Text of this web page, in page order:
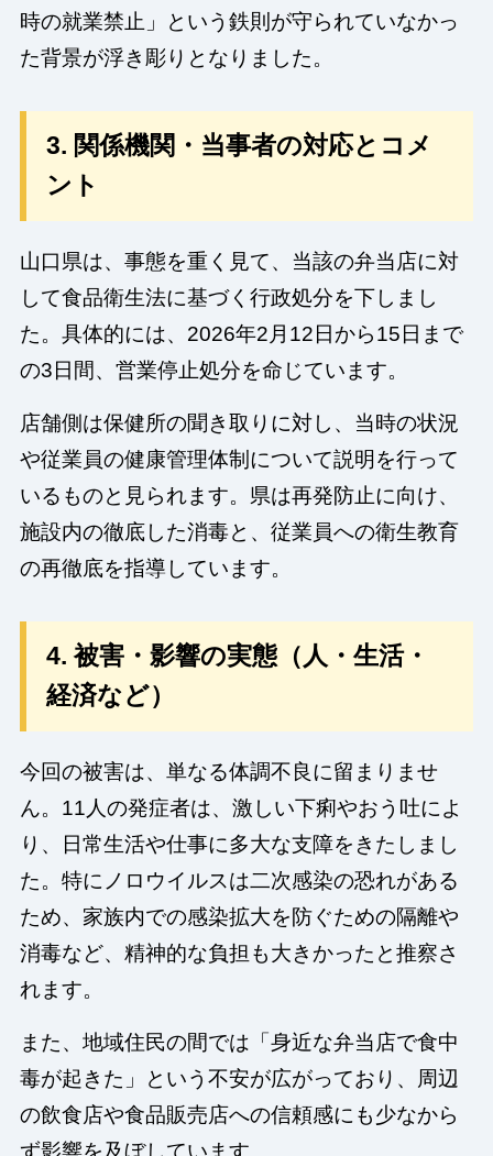
時の就業禁止」という鉄則が守られていなかっ
た背景が浮き彫りとなりました。
3. 関係機関・当事者の対応とコメ
ント
山口県は、事態を重く見て、当該の弁当店に対
して食品衛生法に基づく行政処分を下しまし
た。具体的には、2026年2月12日から15日まで
の3日間、営業停止処分を命じています。
店舗側は保健所の聞き取りに対し、当時の状況
や従業員の健康管理体制について説明を行って
いるものと見られます。県は再発防止に向け、
施設内の徹底した消毒と、従業員への衛生教育
の再徹底を指導しています。
4. 被害・影響の実態（人・生活・
経済など）
今回の被害は、単なる体調不良に留まりませ
ん。11人の発症者は、激しい下痢やおう吐によ
り、日常生活や仕事に多大な支障をきたしまし
た。特にノロウイルスは二次感染の恐れがある
ため、家族内での感染拡大を防ぐための隔離や
消毒など、精神的な負担も大きかったと推察さ
れます。
また、地域住民の間では「身近な弁当店で食中
毒が起きた」という不安が広がっており、周辺
の飲食店や食品販売店への信頼感にも少なから
ず影響を及ぼしています。